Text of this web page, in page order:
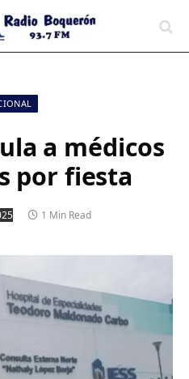
a médicos
por fiesta
1 Min Read